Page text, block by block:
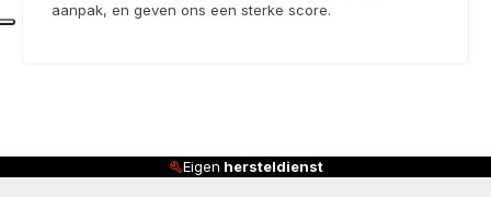
aanpak, en geven ons een sterke score.
Klanten beoordelen ons met